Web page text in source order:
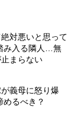
対悪いと思って
み入る隣人…無
まらない
義母に怒り爆
るべき？